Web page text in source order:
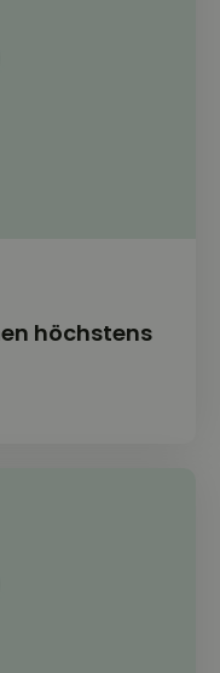
höchstens